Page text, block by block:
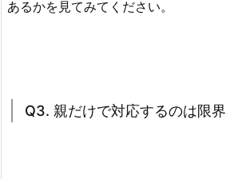
あるかを見てみてください。
Q3. 親だけで対応するのは限